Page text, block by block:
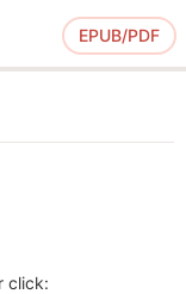
EPUB/PDF
click: